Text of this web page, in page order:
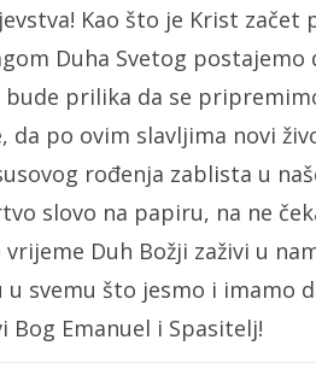
Kao što je Krist začet
Duha Svetog postajemo
prilika da se
da po ovim slavljima novi
rođenja zablista u
slovo na papiru, na ne
Duh Božji zaživi u
svemu što jesmo i imamo
Bog Emanuel i Spasitelj!